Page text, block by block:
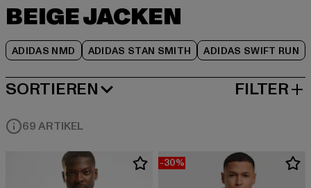
BEIGE JACKEN
ADIDAS NMD ADIDAS STAN SMITH ADIDAS SWIFT RUN
SORTIEREN
BELIEBTESTE FILTER
69 ARTIKEL
-30%